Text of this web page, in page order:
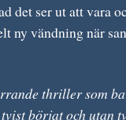
det ser ut att vara
ny vändning när
thriller som
börjat och utan